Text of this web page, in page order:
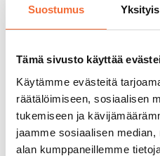
Suostumus
Tämä sivusto käyttää
Käytämme evästeitä
räätälöimiseen, sosiaalisen
tukemiseen ja
jaamme sosiaalisen
alan kumppaneillemme
Tanssihetki -
Artikkelien
selaus
EDELLINEN
Raatikon uusi
teatterinjohtaja on